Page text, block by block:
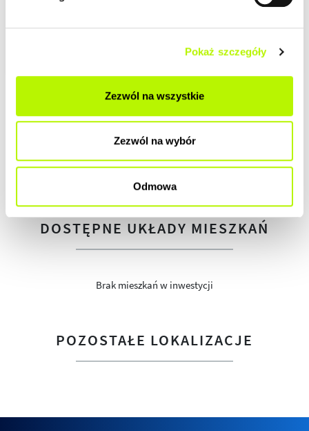
Pokaż szczegóły
Zezwól na wszystkie
Zezwól na wybór
Odmowa
HISTORIA ZMIAN CEN
HISTORIA
DOSTĘPNE UKŁADY MIESZKAŃ
Brak mieszkań w inwestycji
POZOSTAŁE LOKALIZACJE